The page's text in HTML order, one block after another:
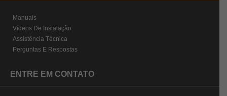
Manuais
Vídeos De Instalação
Assistência Técnica
Perguntas E Respostas
ENTRE EM CONTATO